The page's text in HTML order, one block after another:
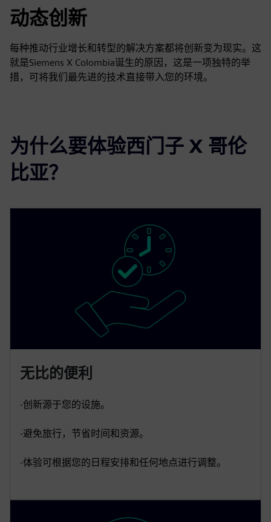
动态创新
每种推动行业增长和转型的解决方案都将创新变为现实。这
就是Siemens X Colombia诞生的原因，这是一项独特的举
措，可将我们最先进的技术直接带入您的环境。
为什么要体验西门子 X 哥伦
比亚？
无比的便利
-创新源于您的设施。
-避免旅行，节省时间和资源。
-体验可根据您的日程安排和任何地点进行调整。